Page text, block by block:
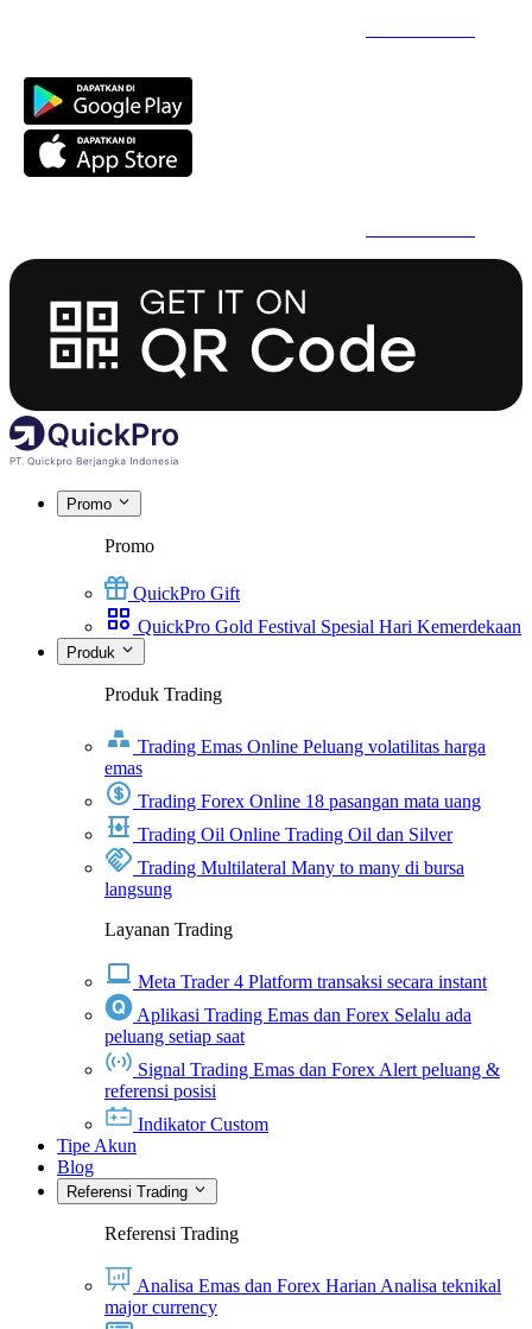
Promo
Promo
QuickPro Gift
QuickPro Gold Festival Spesial Hari Kemerdekaan
Produk
Produk Trading
Trading Emas Online Peluang volatilitas harga
emas
Trading Forex Online 18 pasangan mata uang
Trading Oil Online Trading Oil dan Silver
Trading Multilateral Many to many di bursa
langsung
Layanan Trading
Meta Trader 4 Platform transaksi secara instant
Aplikasi Trading Emas dan Forex Selalu ada
peluang setiap saat
Signal Trading Emas dan Forex Alert peluang &
referensi posisi
Indikator Custom
Tipe Akun
Blog
Referensi Trading
Referensi Trading
Analisa Emas dan Forex Harian Analisa teknikal
major currency